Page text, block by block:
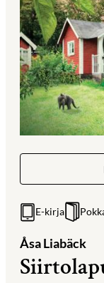
E-kirja
Åsa Liabäck